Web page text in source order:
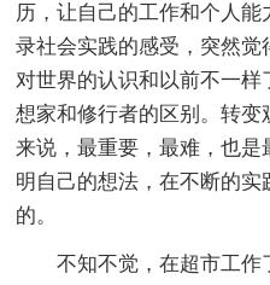
历，让自己的工作和个人
录社会实践的感受，突然
对世界的认识和以前不一
想家和修行者的区别。转变
来说，最重要，最难，也
明自己的想法，在不断的
的。
不知不觉，在超市工作